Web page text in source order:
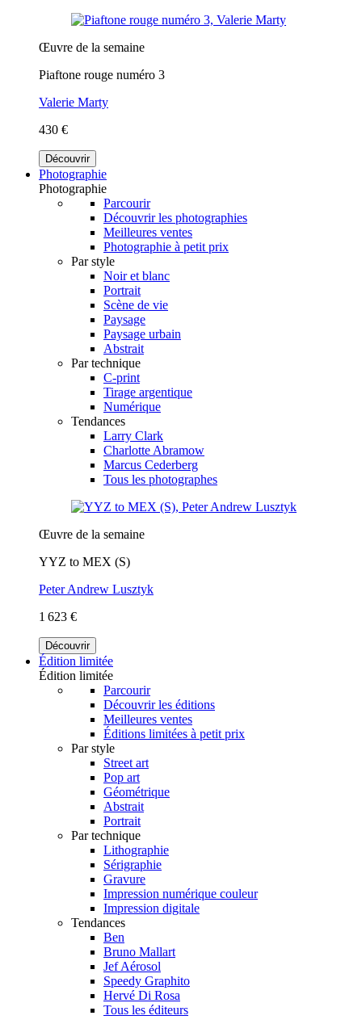
Œuvre de la semaine
Piaftone rouge numéro 3
Valerie Marty
430 €
Découvrir
Photographie
Photographie
Parcourir
Découvrir les photographies
Meilleures ventes
Photographie à petit prix
Par style
Noir et blanc
Portrait
Scène de vie
Paysage
Paysage urbain
Abstrait
Par technique
C-print
Tirage argentique
Numérique
Tendances
Larry Clark
Charlotte Abramow
Marcus Cederberg
Tous les photographes
Œuvre de la semaine
YYZ to MEX (S)
Peter Andrew Lusztyk
1 623 €
Découvrir
Édition limitée
Édition limitée
Parcourir
Découvrir les éditions
Meilleures ventes
Éditions limitées à petit prix
Par style
Street art
Pop art
Géométrique
Abstrait
Portrait
Par technique
Lithographie
Sérigraphie
Gravure
Impression numérique couleur
Impression digitale
Tendances
Ben
Bruno Mallart
Jef Aérosol
Speedy Graphito
Hervé Di Rosa
Tous les éditeurs